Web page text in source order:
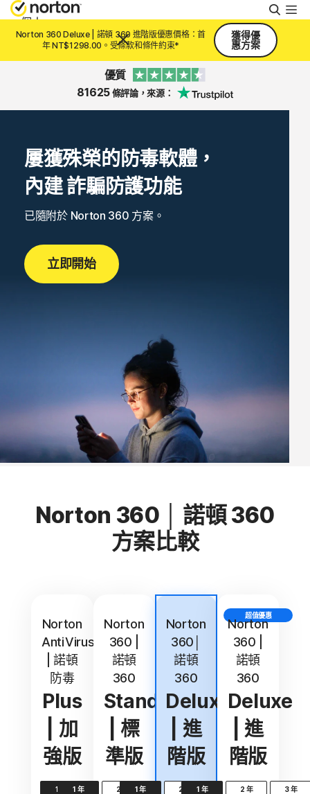
搜
尋
個人
支援
免費試用
登入
Norton 360 Deluxe | 諾頓 360 進階版優惠價格：首
年 NT$1298.00。受條款和條件約束*
獲得優
惠方案
優質
81625條評論，來源：
屢獲殊榮的防毒軟體，
內建 詐騙防護功能
已隨附於 Norton 360 方案。
立即開始
Norton 360 │ 諾頓 360
方案比較
Norton
AntiVirus
| 諾頓
防毒
Plus
| 加
強版
1 年
Norton
360 |
諾頓
360
Standard
| 標
準版
1 年 2 年
最超值
Norton
360│
諾頓
360
Deluxe
| 進
階版
1 年 2 年
超值優惠
Norton
360 |
諾頓
360
Deluxe
| 進
階版
1 年 2 年 3 年